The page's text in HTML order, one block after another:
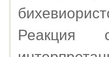
Реакция